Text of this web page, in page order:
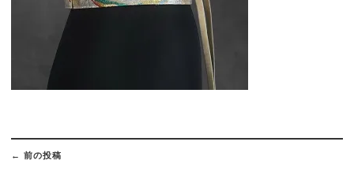
Post
navigation
← 前の投稿